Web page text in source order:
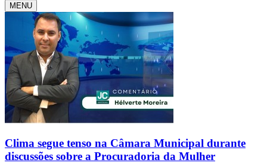
MENU
Clima segue tenso na Câmara Municipal durante
discussões sobre a Procuradoria da Mulher